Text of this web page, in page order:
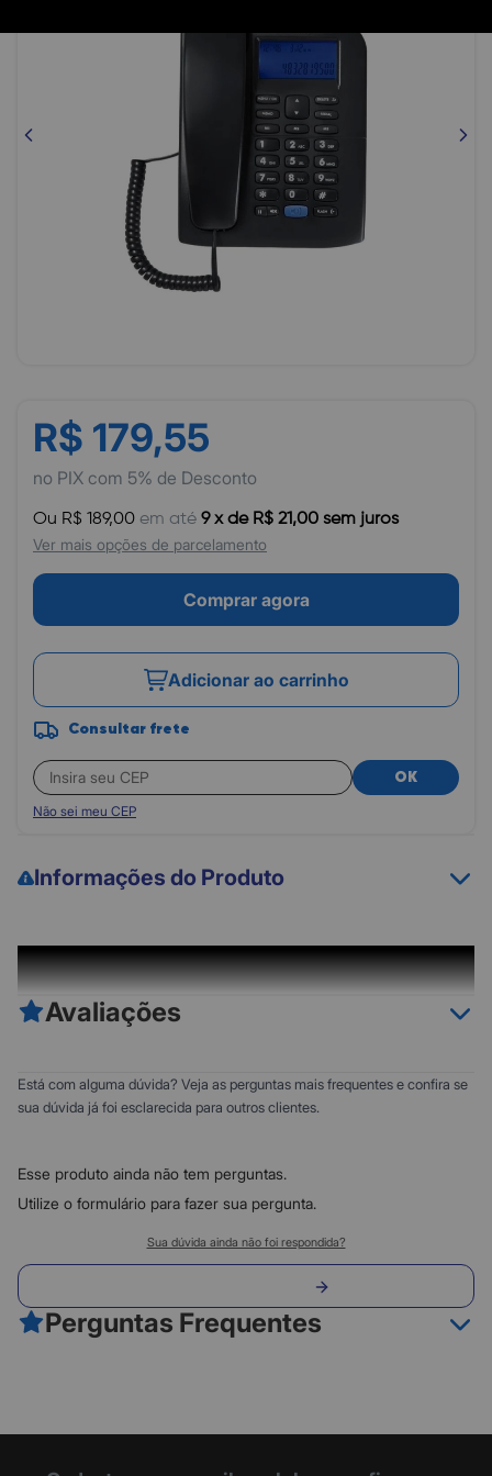
R$ 179,55
no PIX com 5% de Desconto
Ou R$ 189,00 em até 9 x de R$ 21,00 sem juros
Ver mais opções de parcelamento
Comprar agora
Adicionar ao carrinho
Consultar frete
OK
Não sei meu CEP
Informações do Produto
O telefone completo e confiável. Design moderno e resistente,
Avaliações
5
4
1
0
Está com alguma dúvida? Veja as perguntas mais frequentes e confira se
sua dúvida já foi esclarecida para outros clientes.
Esse produto ainda não tem perguntas.
Utilize o formulário para fazer sua pergunta.
Sua dúvida ainda não foi respondida?
Perguntas Frequentes